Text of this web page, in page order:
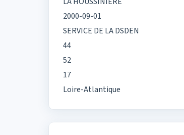
2000-09-01
SERVICE DE LA DSDEN
44
52
17
Loire-Atlantique